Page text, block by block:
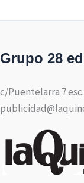
Grupo 28
c/Puentelarra 7 esc.